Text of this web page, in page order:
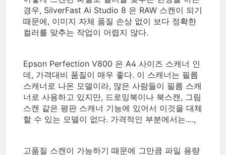
경우, SilverFast Ai Studio 8 은 RAW 스캔이 되기
때문에, 이미지 자체 품질 손상 없이 보다 정확한
컬러를 맞추는 작업이 어렵지 않다.
Epson Perfection V800 은 A4 사이즈 스캐너 인
데, 가격대비 품질이 매우 좋다. 이 스캐너는 필름
스캐너로 나온 모델이라, 많은 사람들이 필름 스캐
너로 사용하고 있지만, 드로잉북이나 북스캔, 그림
스캔 같은 평판 스캐너 기능에 있어서 이것을 대체
할 수 있는 모델이 없다. 가격적인 부분에서는....,
고품질 스캔이 가능하기 때문에 그만큼 파일 용량